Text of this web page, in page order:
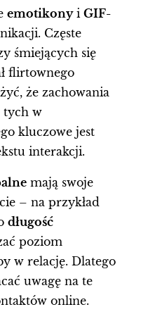
emotikonyi GIF-
Częste
śmiejących się
flirtownego
że zachowania
tych w
kluczowe jest
interakcji.
mają swoje
– na przykład
długość
poziom
w relację. Dlatego
uwagę na te
online.